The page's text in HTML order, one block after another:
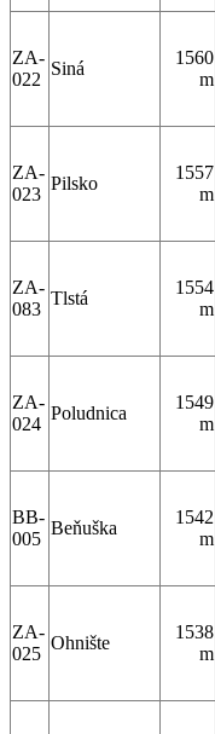
ZA-
022
Siná
1560
m
ZA-
023
Pilsko
1557
m
ZA-
083
Tlstá
1554
m
ZA-
024
Poludnica
1549
m
BB-
005
Beňuška
1542
m
ZA-
025
Ohnište
1538
m